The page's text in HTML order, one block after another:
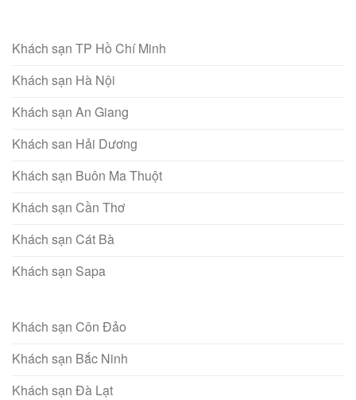
Khách sạn TP Hồ Chí Minh
Khách sạn Hà Nội
Khách sạn An Giang
Khách san Hải Dương
Khách sạn Buôn Ma Thuột
Khách sạn Cần Thơ
Khách sạn Cát Bà
Khách sạn Sapa
Khách sạn Côn Đảo
Khách sạn Bắc Ninh
Khách sạn Đà Lạt